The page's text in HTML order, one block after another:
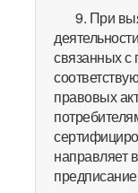
9. При
связанных с
правовых
направляет